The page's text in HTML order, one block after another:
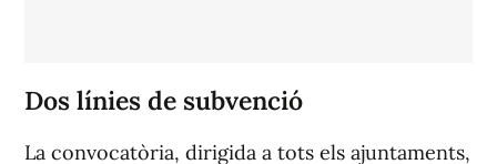
Dos línies de subvenció
La convocatòria, dirigida a tots els ajuntaments,